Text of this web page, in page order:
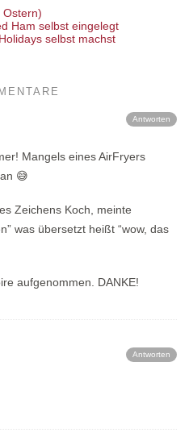
Ostern)
selbst machst
Antworten
Mangels eines AirFryers
😅
Zeichens Koch, meinte
was übersetzt heißt “wow, das
aufgenommen. DANKE!
Antworten